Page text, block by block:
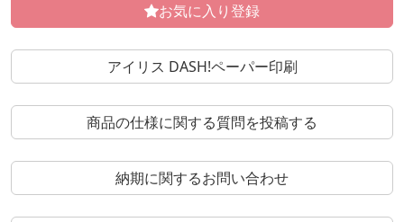
お気に入り登録
アイリス DASH!ペーパー印刷
商品の仕様に関する質問を投稿する
納期に関するお問い合わせ